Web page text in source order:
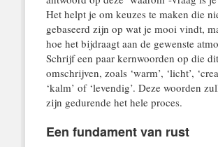
Het helpt je om keuzes te maken die
gebaseerd zijn op wat je mooi vindt,
hoe het bijdraagt aan de gewenste
Schrijf een paar kernwoorden op die
omschrijven, zoals ‘warm’, ‘licht’,
‘kalm’ of ‘levendig’. Deze woorden
zijn gedurende het hele proces.
Een fundament van rust